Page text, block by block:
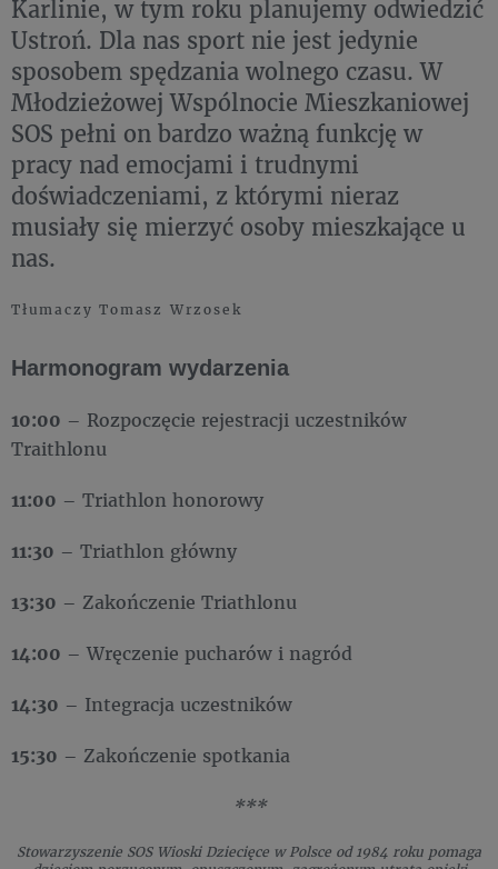
Karlinie, w tym roku planujemy odwiedzić
Ustroń. Dla nas sport nie jest jedynie
sposobem spędzania wolnego czasu. W
Młodzieżowej Wspólnocie Mieszkaniowej
SOS pełni on bardzo ważną funkcję w
pracy nad emocjami i trudnymi
doświadczeniami, z którymi nieraz
musiały się mierzyć osoby mieszkające u
nas.
Tłumaczy Tomasz Wrzosek
Harmonogram wydarzenia
10:00 – Rozpoczęcie rejestracji uczestników
Traithlonu
11:00 – Triathlon honorowy
11:30 – Triathlon główny
13:30 – Zakończenie Triathlonu
14:00 – Wręczenie pucharów i nagród
14:30 – Integracja uczestników
15:30 – Zakończenie spotkania
***
Stowarzyszenie SOS Wioski Dziecięce w Polsce od 1984 roku pomaga